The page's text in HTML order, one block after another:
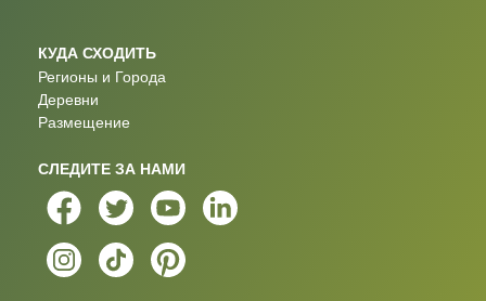
КУДА СХОДИТЬ
Регионы и Города
Деревни
Размещение
СЛЕДИТЕ ЗА НАМИ